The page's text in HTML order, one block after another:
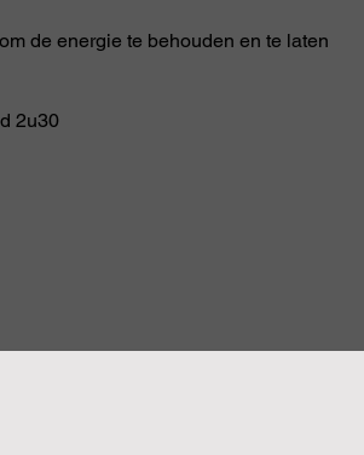
de energie te behouden en te laten
2u30